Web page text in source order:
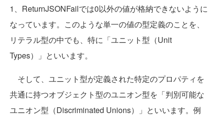
1、ReturnJSONFailでは0以外の値が格納できないように
なっています。このような単一の値の型定義のことを、
リテラル型の中でも、特に「ユニット型（Unit
Types）」といいます。
そして、ユニット型が定義された特定のプロパティを
共通に持つオブジェクト型のユニオン型を「判別可能な
ユニオン型（Discriminated Unions）」といいます。例